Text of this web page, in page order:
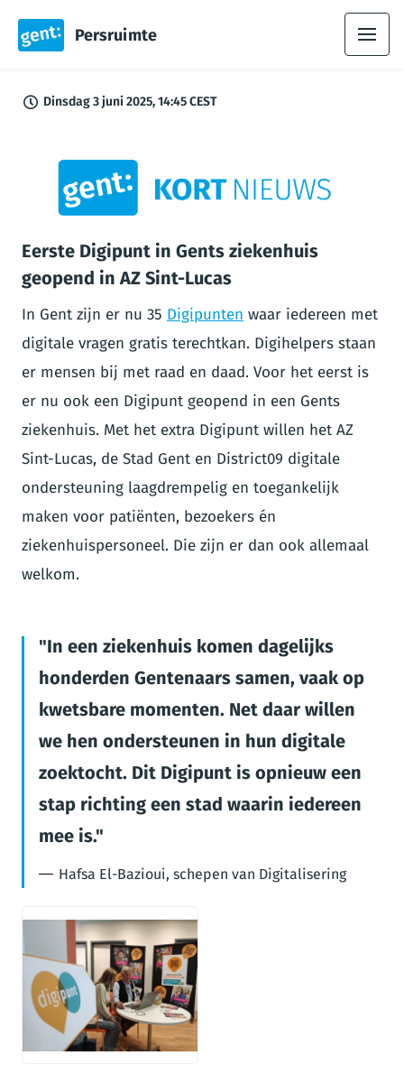
Persruimte
Dinsdag 3 juni 2025, 14:45 CEST
PNG
Eerste Digipunt in Gents ziekenhuis
geopend in AZ Sint-Lucas
In Gent zijn er nu 35 Digipunten waar iedereen met
digitale vragen gratis terechtkan. Digihelpers staan
er mensen bij met raad en daad. Voor het eerst is
er nu ook een Digipunt geopend in een Gents
ziekenhuis. Met het extra Digipunt willen het AZ
Sint-Lucas, de Stad Gent en District09 digitale
ondersteuning laagdrempelig en toegankelijk
maken voor patiënten, bezoekers én
ziekenhuispersoneel. Die zijn er dan ook allemaal
welkom.
In een ziekenhuis komen dagelijks
honderden Gentenaars samen, vaak op
kwetsbare momenten. Net daar willen
we hen ondersteunen in hun digitale
zoektocht. Dit Digipunt is opnieuw een
stap richting een stad waarin iedereen
mee is.
Hafsa El-Bazioui, schepen van Digitalisering
JPEG